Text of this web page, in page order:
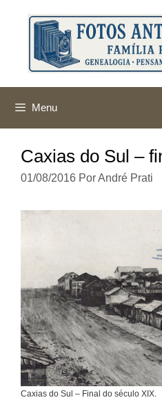
conteúdo
Menu
Caxias do Sul –
01/08/2016 PorAndré Prati
Caxias do Sul – Final do século XIX.